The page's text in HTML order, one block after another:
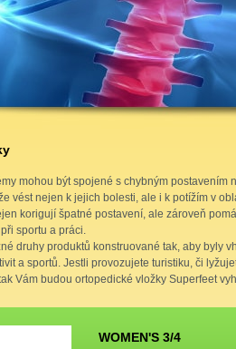
mohou být spojené s chybným postavením
vést nejen k jejich bolesti, ale i k potížím v
korigují špatné postavení, ale zároveň
sportu a práci.
druhy produktů konstruované tak, aby byly
a sportů. Jestli provozujete turistiku, či
Vám budou ortopedické vložky Superfeet
WOMEN'S 3/4